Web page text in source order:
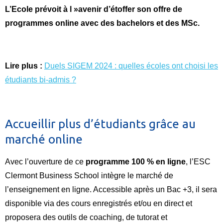
L’Ecole prévoit à l »avenir d’étoffer son offre de
programmes online avec des bachelors et des MSc.
Lire plus : Duels SIGEM 2024 : quelles écoles ont choisi les
étudiants bi-admis ?
Accueillir plus d’étudiants grâce au
marché online
Avec l’ouverture de ce programme 100 % en ligne, l’ESC
Clermont Business School intègre le marché de
l’enseignement en ligne. Accessible après un Bac +3, il sera
disponible via des cours enregistrés et/ou en direct et
proposera des outils de coaching, de tutorat et